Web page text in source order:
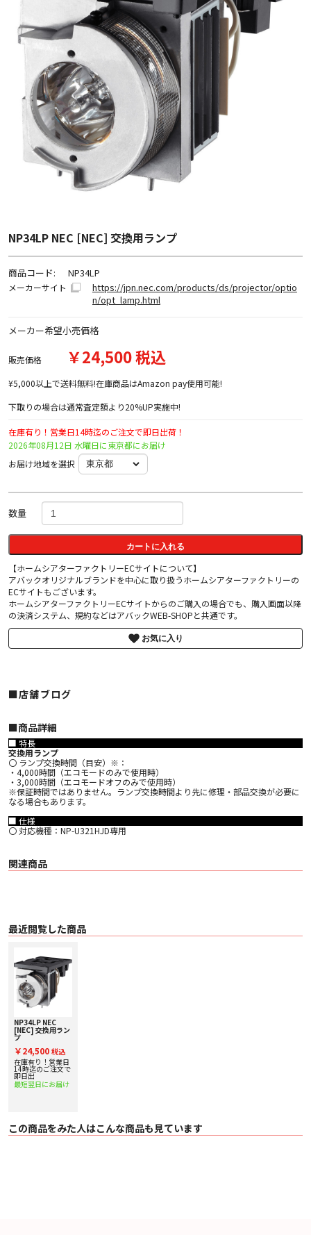
NP34LP NEC [NEC] 交換用ランプ
商品コード: NP34LP
メーカーサイト
https://jpn.nec.com/products/ds/projector/optio
n/opt_lamp.html
メーカー希望小売価格
販売価格 ￥24,500 税込
¥5,000以上で送料無料!在庫商品はAmazon pay使用可能!
下取りの場合は通常査定額より20%UP実施中!
在庫有り！営業日14時迄のご注文で即日出荷！
2026年08月12日 水曜日に東京都にお届け
お届け地域を選択
数量
カートに入れる
【ホームシアターファクトリーECサイトについて】
アバックオリジナルブランドを中心に取り扱うホームシアターファクトリーの
ECサイトもございます。
ホームシアターファクトリーECサイトからのご購入の場合でも、購入画面以降
の決済システム、規約などはアバックWEB-SHOPと共通です。
お気に入り
■店舗ブログ
■︎商品詳細
■ 特長
交換用ランプ
〇 ランプ交換時間（目安）※：
・4,000時間（エコモードのみで使用時）
・3,000時間（エコモードオフのみで使用時）
※保証時間ではありません。ランプ交換時間より先に修理・部品交換が必要に
なる場合もあります。
■ 仕様
〇 対応機種：NP-U321HJD専用
関連商品
最近閲覧した商品
NP34LP NEC
[NEC] 交換用ラン
プ
￥24,500 税込
在庫有り！営業日
14時迄のご注文で
即日出
最短翌日にお届け
この商品をみた人はこんな商品も見ています